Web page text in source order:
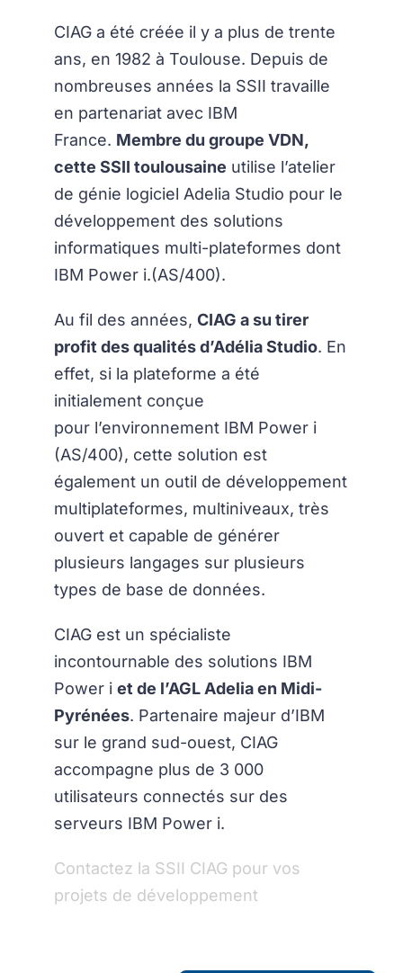
CIAG a été créée il y a plus de trente
ans, en 1982 à Toulouse. Depuis de
nombreuses années la SSII travaille
en partenariat avec IBM
France. Membre du groupe VDN,
cette SSII toulousaine utilise l’atelier
de génie logiciel Adelia Studio pour le
développement des solutions
informatiques multi-plateformes dont
IBM Power i.(AS/400).
Au fil des années, CIAG a su tirer
profit des qualités d’Adélia Studio. En
effet, si la plateforme a été
initialement conçue
pour l’environnement IBM Power i
(AS/400), cette solution est
également un outil de développement
multiplateformes, multiniveaux, très
ouvert et capable de générer
plusieurs langages sur plusieurs
types de base de données.
CIAG est un spécialiste
incontournable des solutions IBM
Power i et de l’AGL Adelia en Midi-
Pyrénées. Partenaire majeur d’IBM
sur le grand sud-ouest, CIAG
accompagne plus de 3 000
utilisateurs connectés sur des
serveurs IBM Power i.
Contactez la SSII CIAG pour vos
projets de développement